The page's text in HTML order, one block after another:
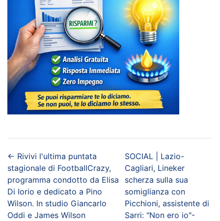
← Rivivi l'ultima puntata
stagionale di FootballCrazy,
programma condotto da Elisa
Di Iorio e dedicato a Pino
Wilson. In studio Giancarlo
Oddi e James Wilson
SOCIAL | Lazio-
Cagliari, Lineker
scherza sulla sua
somiglianza con
Picchioni, assistente di
Sarri: "Non ero io"-